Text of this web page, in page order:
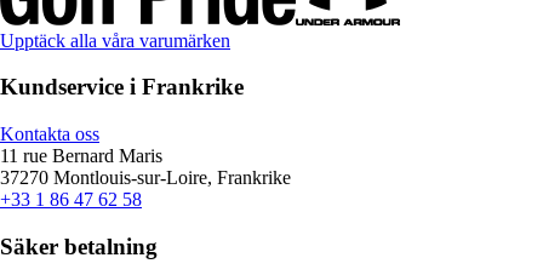
Upptäck alla våra varumärken
Kundservice i Frankrike
Kontakta oss
11 rue Bernard Maris
37270 Montlouis-sur-Loire, Frankrike
+33 1 86 47 62 58
Säker betalning